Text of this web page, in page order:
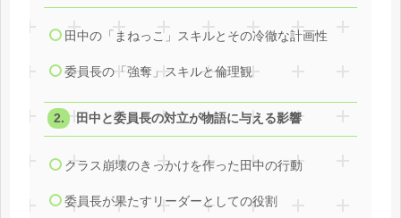
田中の「まねっこ」スキルとその冷徹な計画性
委員長の「強奪」スキルと倫理観
田中と委員長の対立が物語に与える影響
クラス崩壊のきっかけを作った田中の行動
委員長が果たすリーダーとしての役割